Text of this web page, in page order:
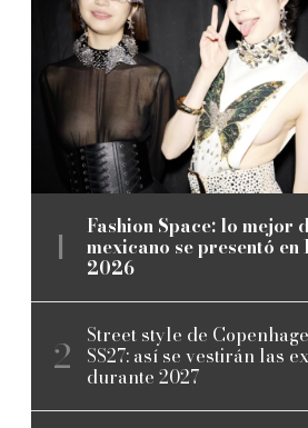
Fashion Space: lo mejor
mexicano se presentó
2026
Street style de
SS27: así se vestirán las
durante 2027